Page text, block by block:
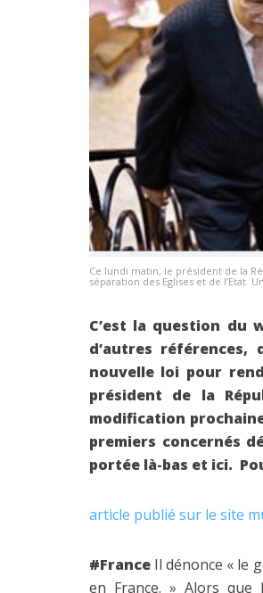
Ce lundi matin, le président de la
séparation des Eglises et de l’Etat.
C’est la question du
d’autres
nouvelle loi pour
président de la
modification
premiers concernés
portée là-bas et ici.
article publié sur le site
#FranceIl dénonce « le
en France. » Alors que